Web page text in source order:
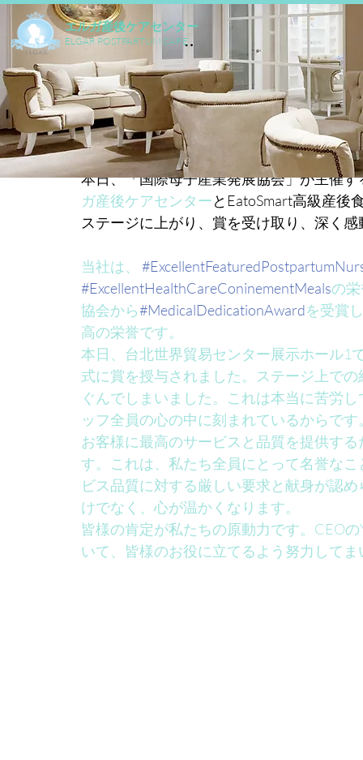
エルガ産後ケアセンター
ELGAR POSTPARTUM CARE
2025年3月23日
本日、「国際母子産業発展協会」が主催す
ガ産後ケアセンターとEatoSmart高級産後
ステージに上がり、賞を受け取り、深く
当社は、
#ExcellentHealthCareConinementMealsの
協会から#MedicalDedicationAwardを受賞
高の栄誉です。
本日、台北世界貿易センター展示ホール1
式に賞を授与されました。ステージ上で
ぐんでしまいました。これは本当に苦労
ッフ全員の心の中に刻まれているからです
お客様に最高のサービスと品質を提供す
す。これは、私たち全員にとって名誉な
ビス品質に対する厳しい要求と献身が認
けでなく、心が温かくなります。
皆様の肯定が私たちの原動力です。CEO
いて、皆様のお役に立てるよう努力してま